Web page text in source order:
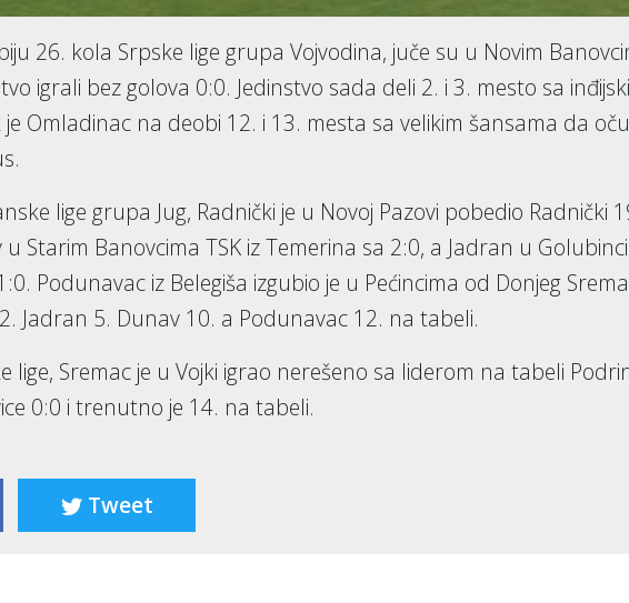
26. kola Srpske lige grupa Vojvodina, juče su u Novim
igrali bez golova 0:0. Jedinstvo sada deli 2. i 3. mesto sa
Omladinac na deobi 12. i 13. mesta sa velikim šansama da
lige grupa Jug, Radnički je u Novoj Pazovi pobedio Radnički
u Starim Banovcima TSK iz Temerina sa 2:0, a Jadran u
Podunavac iz Belegiša izgubio je u Pećincima od Donjeg
Jadran 5. Dunav 10. a Podunavac 12. na tabeli.
lige, Sremac je u Vojki igrao nerešeno sa liderom na tabeli
0:0 i trenutno je 14. na tabeli.
Tweet